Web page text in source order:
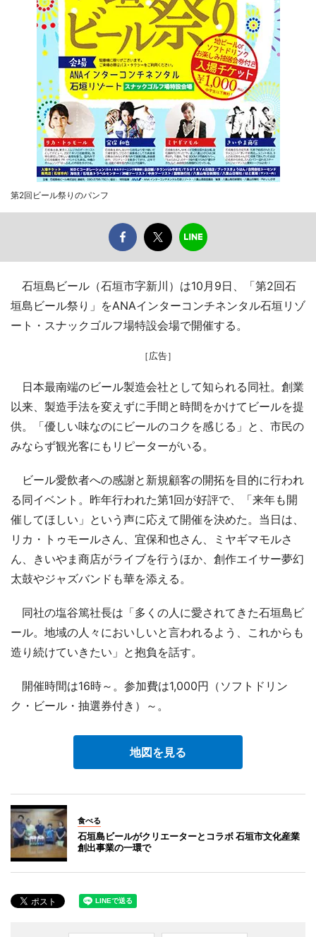
第2回ビール祭りのパンフ
石垣島ビール（石垣市字新川）は10月9日、「第2回石
垣島ビール祭り」をANAインターコンチネンタル石垣リゾ
ート・スナックゴルフ場特設会場で開催する。
［広告］
日本最南端のビール製造会社として知られる同社。創業
以来、製造手法を変えずに手間と時間をかけてビールを提
供。「優しい味なのにビールのコクを感じる」と、市民の
みならず観光客にもリピーターがいる。
ビール愛飲者への感謝と新規顧客の開拓を目的に行われ
る同イベント。昨年行われた第1回が好評で、「来年も開
催してほしい」という声に応えて開催を決めた。当日は、
リカ・トゥモールさん、宜保和也さん、ミヤギマモルさ
ん、きいやま商店がライブを行うほか、創作エイサー夢幻
太鼓やジャズバンドも華を添える。
同社の塩谷篤社長は「多くの人に愛されてきた石垣島ビ
ール。地域の人々においしいと言われるよう、これからも
造り続けていきたい」と抱負を話す。
開催時間は16時～。参加費は1,000円（ソフトドリン
ク・ビール・抽選券付き）～。
地図を見る
食べる
石垣島ビールがクリエーターとコラボ 石垣市文化産業
創出事業の一環で